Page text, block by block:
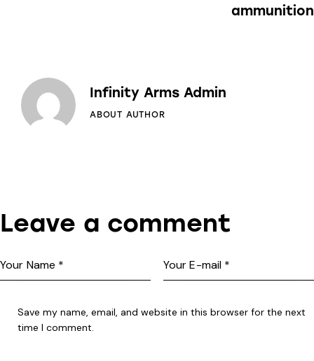
ammunition
Infinity Arms Admin
ABOUT AUTHOR
Leave a comment
Save my name, email, and website in this browser for the next
time I comment.